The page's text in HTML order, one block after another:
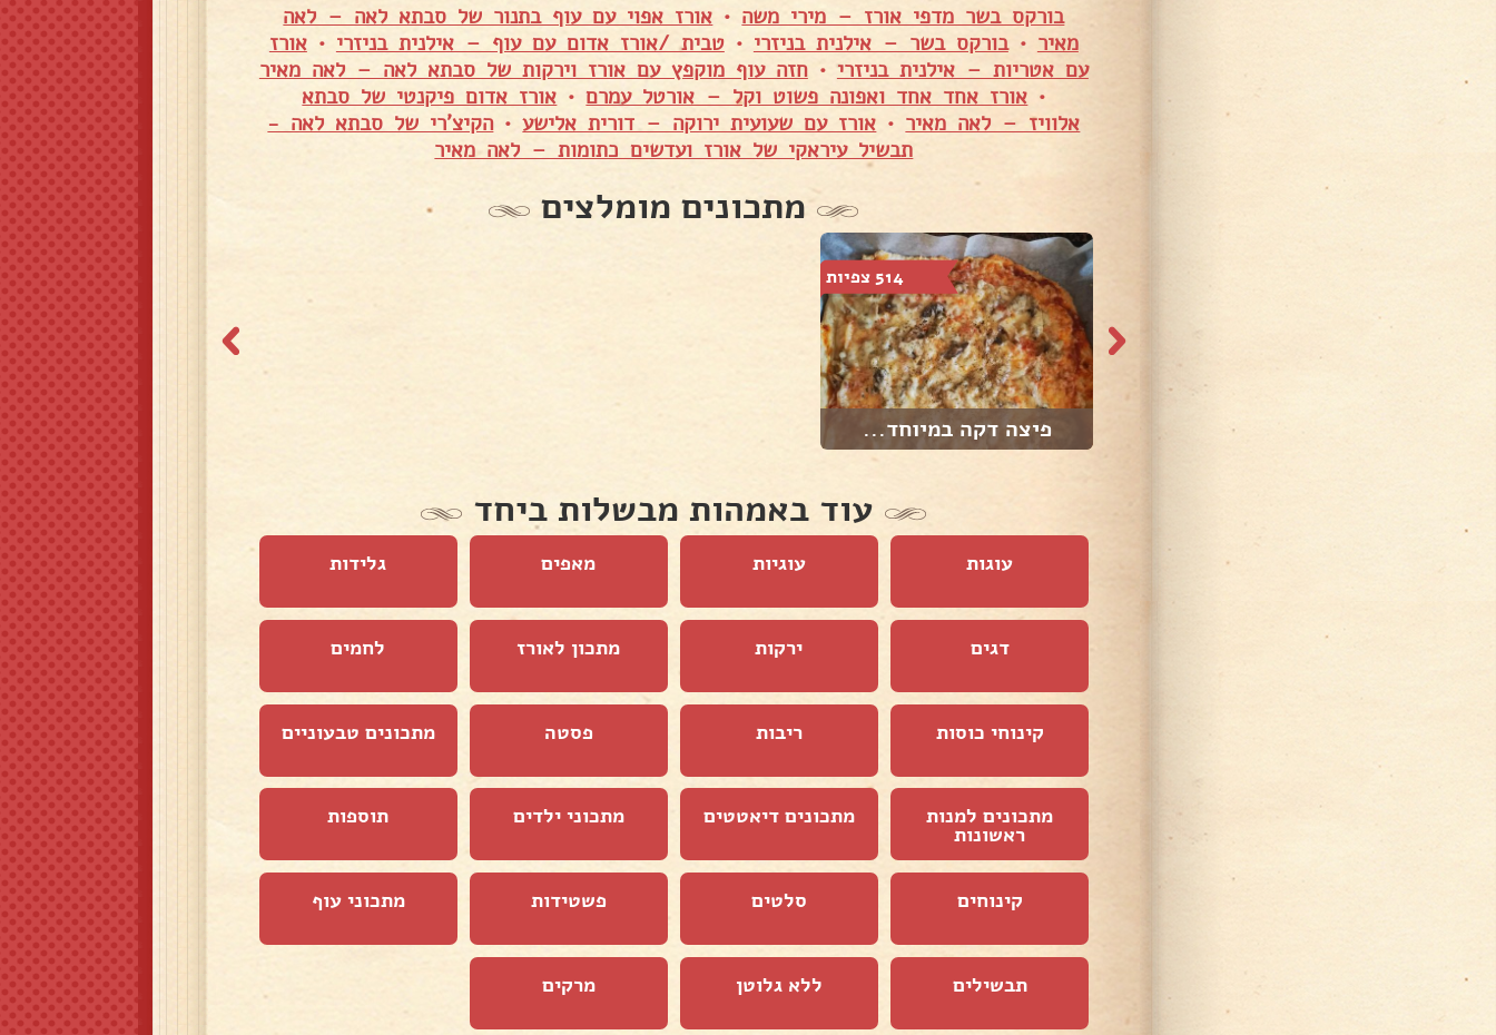
בורקס בשר מדפי אורז – מירי משה • אורז אפוי עם עוף בתנור של סבתא לאה – לאה
מאיר •בורקס בשר – אילנית בניזרי •טבית /אורז אדום עם עוף – אילנית בניזרי •אורז
עם אטריות – אילנית בניזרי •חזה עוף מוקפץ עם אורז וירקות של סבתא לאה – לאה מאיר
• אורז אחד אחד ואפונה פשוט וקל – אורטל עמרם• אורז אדום פיקנטי של סבתא
אלוויז – לאה מאיר • אורז עם שעועית ירוקה – דורית אלישע•הקיצ'רי של סבתא לאה -
תבשיל עיראקי של אורז ועדשים כתומות – לאה מאיר
מתכונים מומלצים
514 צפיות
פיצה דקה במיוחד...
עוד באמהות מבשלות ביחד
עוגות עוגיות מאפים גלידות
דגים ירקות מתכון לאורז לחמים
קינוחי כוסות ריבות פסטה מתכונים טבעוניים
מתכונים למנות
ראשונות
מתכונים דיאטטים מתכוני ילדים תוספות
קינוחים סלטים פשטידות מתכוני עוף
תבשילים ללא גלוטן מרקים